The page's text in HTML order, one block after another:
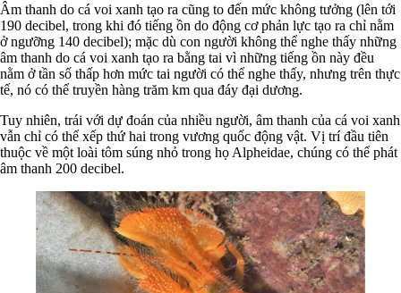
Âm thanh do cá voi xanh tạo ra cũng to đến mức không tưởng (lên tới
190 decibel, trong khi đó tiếng ồn do động cơ phản lực tạo ra chỉ nằm
ở ngưỡng 140 decibel); mặc dù con người không thể nghe thấy những
âm thanh do cá voi xanh tạo ra bằng tai vì những tiếng ồn này đều
nằm ở tần số thấp hơn mức tai người có thể nghe thấy, nhưng trên thực
tế, nó có thể truyền hàng trăm km qua đáy đại dương.
Tuy nhiên, trái với dự đoán của nhiều người, âm thanh của cá voi xanh
vẫn chỉ có thể xếp thứ hai trong vương quốc động vật. Vị trí đầu tiên
thuộc về một loài tôm súng nhỏ trong họ Alpheidae, chúng có thể phát
âm thanh 200 decibel.